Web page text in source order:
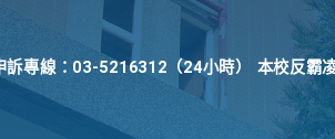
專線：03-5216312（24小時） 本校反霸